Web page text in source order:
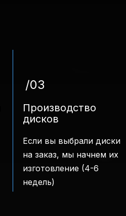
/03
Производство
дисков
Если вы выбрали диски
на заказ, мы начнем их
изготовление (4-6
недель)